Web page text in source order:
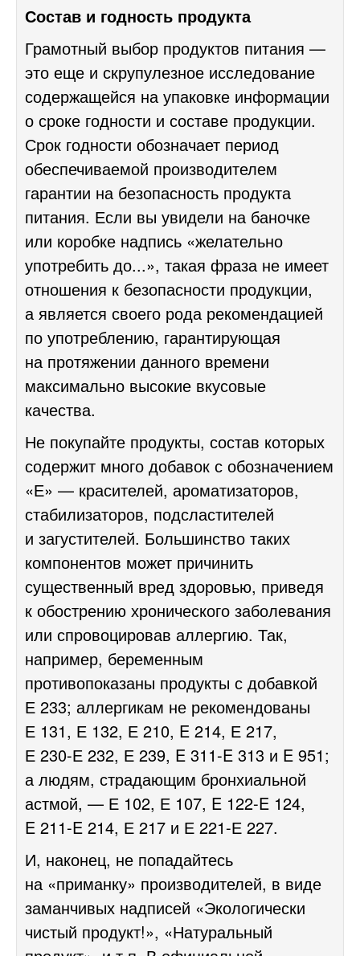
Состав и годность продукта
Грамотный выбор продуктов питания —
это еще и скрупулезное исследование
содержащейся на упаковке информации
о сроке годности и составе продукции.
Срок годности обозначает период
обеспечиваемой производителем
гарантии на безопасность продукта
питания. Если вы увидели на баночке
или коробке надпись «желательно
употребить до...», такая фраза не имеет
отношения к безопасности продукции,
а является своего рода рекомендацией
по употреблению, гарантирующая
на протяжении данного времени
максимально высокие вкусовые
качества.
Не покупайте продукты, состав которых
содержит много добавок с обозначением
«Е» — красителей, ароматизаторов,
стабилизаторов, подсластителей
и загустителей. Большинство таких
компонентов может причинить
существенный вред здоровью, приведя
к обострению хронического заболевания
или спровоцировав аллергию. Так,
например, беременным
противопоказаны продукты с добавкой
Е 233; аллергикам не рекомендованы
Е 131, Е 132, Е 210, E 214, Е 217,
Е 230-Е 232, Е 239, E 311-E 313 и E 951;
а людям, страдающим бронхиальной
астмой, — Е 102, Е 107, E 122-E 124,
E 211-E 214, Е 217 и Е 221-Е 227.
И, наконец, не попадайтесь
на «приманку» производителей, в виде
заманчивых надписей «Экологически
чистый продукт!», «Натуральный